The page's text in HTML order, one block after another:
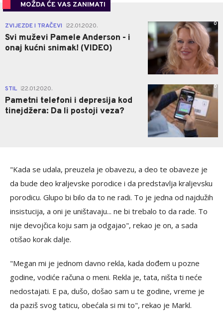
MOŽDA ĆE VAS ZANIMATI
ZVIJEZDE I TRAČEVI 22.01.2020.
Svi muževi Pamele Anderson - i
onaj kućni snimak! (VIDEO)
0
STIL 22.01.2020.
Pametni telefoni i depresija kod
tinejdžera: Da li postoji veza?
0
"Kada se udala, preuzela je obavezu, a deo te obaveze je
da bude deo kraljevske porodice i da predstavlja kraljevsku
porodicu. Glupo bi bilo da to ne radi. To je jedna od najdužih
insistucija, a oni je uništavaju... ne bi trebalo to da rade. To
nije devojčica koju sam ja odgajao", rekao je on, a sada
otišao korak dalje.
"Megan mi je jednom davno rekla, kada dođem u pozne
godine, vodiće računa o meni. Rekla je, tata, ništa ti neće
nedostajati. E pa, dušo, došao sam u te godine, vreme je
da paziš svog taticu, obećala si mi to", rekao je Markl.